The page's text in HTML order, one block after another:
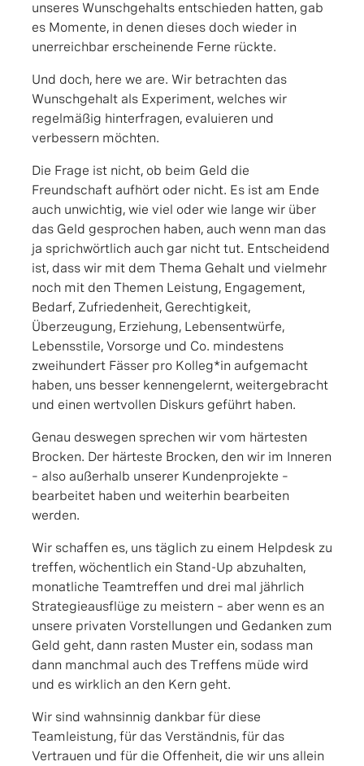
unseres Wunschgehalts entschieden hatten, gab
es Momente, in denen dieses doch wieder in
unerreichbar erscheinende Ferne rückte.
Und doch, here we are. Wir betrachten das
Wunschgehalt als Experiment, welches wir
regelmäßig hinterfragen, evaluieren und
verbessern möchten.
Die Frage ist nicht, ob beim Geld die
Freundschaft aufhört oder nicht. Es ist am Ende
auch unwichtig, wie viel oder wie lange wir über
das Geld gesprochen haben, auch wenn man das
ja sprichwörtlich auch gar nicht tut. Entscheidend
ist, dass wir mit dem Thema Gehalt und vielmehr
noch mit den Themen Leistung, Engagement,
Bedarf, Zufriedenheit, Gerechtigkeit,
Überzeugung, Erziehung, Lebensentwürfe,
Lebensstile, Vorsorge und Co. mindestens
zweihundert Fässer pro Kolleg*in aufgemacht
haben, uns besser kennengelernt, weitergebracht
und einen wertvollen Diskurs geführt haben.
Genau deswegen sprechen wir vom härtesten
Brocken. Der härteste Brocken, den wir im Inneren
– also außerhalb unserer Kundenprojekte –
bearbeitet haben und weiterhin bearbeiten
werden.
Wir schaffen es, uns täglich zu einem Helpdesk zu
treffen, wöchentlich ein Stand-Up abzuhalten,
monatliche Teamtreffen und drei mal jährlich
Strategieausflüge zu meistern – aber wenn es an
unsere privaten Vorstellungen und Gedanken zum
Geld geht, dann rasten Muster ein, sodass man
dann manchmal auch des Treffens müde wird
und es wirklich an den Kern geht.
Wir sind wahnsinnig dankbar für diese
Teamleistung, für das Verständnis, für das
Vertrauen und für die Offenheit, die wir uns allein